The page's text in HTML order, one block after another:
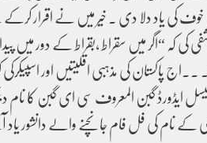
خوف کی یاد دلا دی ۔ خیر میں نے اقرار
کہ “اگر میں سقراط ،بقراط کے دور میں پیدا
پاکستان کی مذہبی اقلیتیں اور
گبن المعروف سی ای گبن کا نام دیکھا
کے نام کی فل فام جانچنے والے دانشور